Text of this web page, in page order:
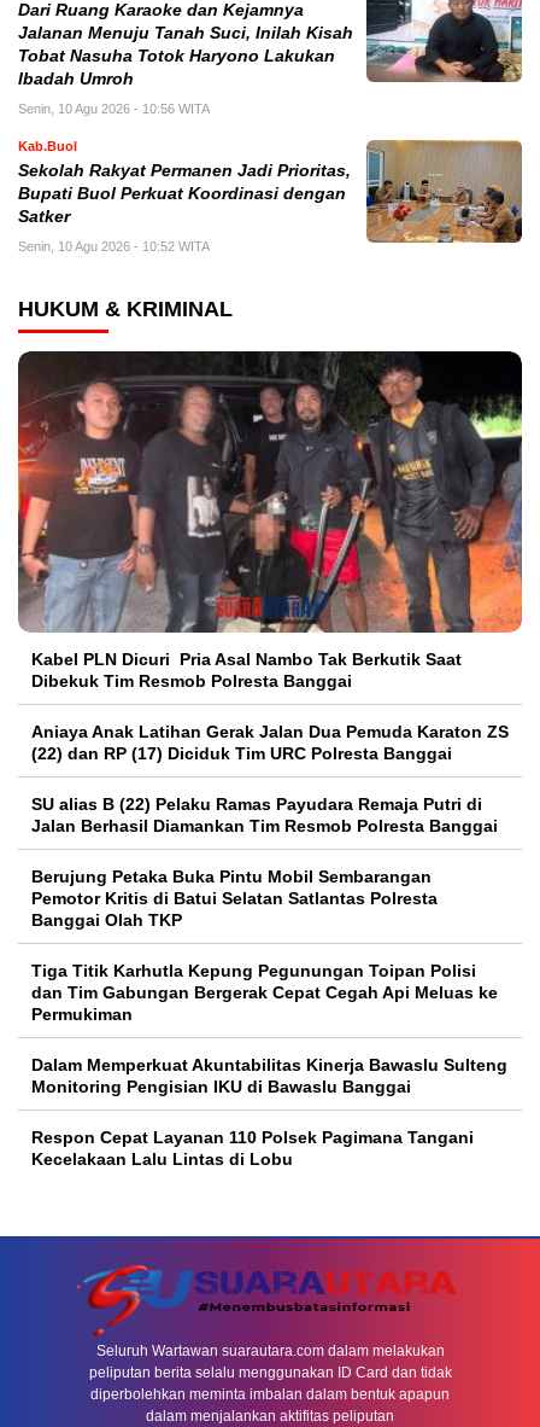
Dari Ruang Karaoke dan Kejamnya
Jalanan Menuju Tanah Suci, Inilah Kisah
Tobat Nasuha Totok Haryono Lakukan
Ibadah Umroh
Senin, 10 Agu 2026 - 10:56 WITA
Kab.Buol
Sekolah Rakyat Permanen Jadi Prioritas,
Bupati Buol Perkuat Koordinasi dengan
Satker
Senin, 10 Agu 2026 - 10:52 WITA
HUKUM & KRIMINAL
Kabel PLN Dicuri Pria Asal Nambo Tak Berkutik Saat
Dibekuk Tim Resmob Polresta Banggai
Aniaya Anak Latihan Gerak Jalan Dua Pemuda Karaton ZS
(22) dan RP (17) Diciduk Tim URC Polresta Banggai
SU alias B (22) Pelaku Ramas Payudara Remaja Putri di
Jalan Berhasil Diamankan Tim Resmob Polresta Banggai
Berujung Petaka Buka Pintu Mobil Sembarangan
Pemotor Kritis di Batui Selatan Satlantas Polresta
Banggai Olah TKP
Tiga Titik Karhutla Kepung Pegunungan Toipan Polisi
dan Tim Gabungan Bergerak Cepat Cegah Api Meluas ke
Permukiman
Dalam Memperkuat Akuntabilitas Kinerja Bawaslu Sulteng
Monitoring Pengisian IKU di Bawaslu Banggai
Respon Cepat Layanan 110 Polsek Pagimana Tangani
Kecelakaan Lalu Lintas di Lobu
Seluruh Wartawan suarautara.com dalam melakukan
peliputan berita selalu menggunakan ID Card dan tidak
diperbolehkan meminta imbalan dalam bentuk apapun
dalam menjalankan aktifitas peliputan